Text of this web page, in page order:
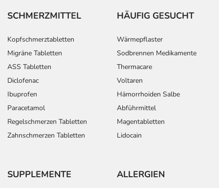
SCHMERZMITTEL
Kopfschmerztabletten
Migräne Tabletten
ASS Tabletten
Diclofenac
Ibuprofen
Paracetamol
Regelschmerzen Tabletten
Zahnschmerzen Tabletten
HÄUFIG GESUCHT
Wärmepflaster
Sodbrennen Medikamente
Thermacare
Voltaren
Hämorrhoiden Salbe
Abführmittel
Magentabletten
Lidocain
SUPPLEMENTE ALLERGIEN